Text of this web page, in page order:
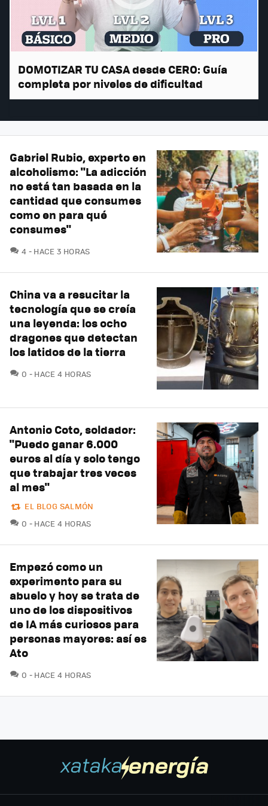
DOMOTIZAR TU CASA desde CERO: Guía
completa por niveles de dificultad
Gabriel Rubio, experto en
alcoholismo: "La adicción
no está tan basada en la
cantidad que consumes
como en para qué
consumes"
4 COMENTARIOS
HACE 3 HORAS
China va a resucitar la
tecnología que se creía
una leyenda: los ocho
dragones que detectan
los latidos de la tierra
0 COMENTARIOS
HACE 4 HORAS
Antonio Coto, soldador:
"Puedo ganar 6.000
euros al día y solo tengo
que trabajar tres veces
al mes"
EL BLOG SALMÓN
0 COMENTARIOS
HACE 4 HORAS
Empezó como un
experimento para su
abuelo y hoy se trata de
uno de los dispositivos
de IA más curiosos para
personas mayores: así es
Ato
0 COMENTARIOS
HACE 4 HORAS